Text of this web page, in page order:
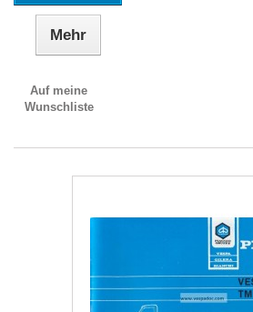
Mehr
Auf meine
Wunschliste